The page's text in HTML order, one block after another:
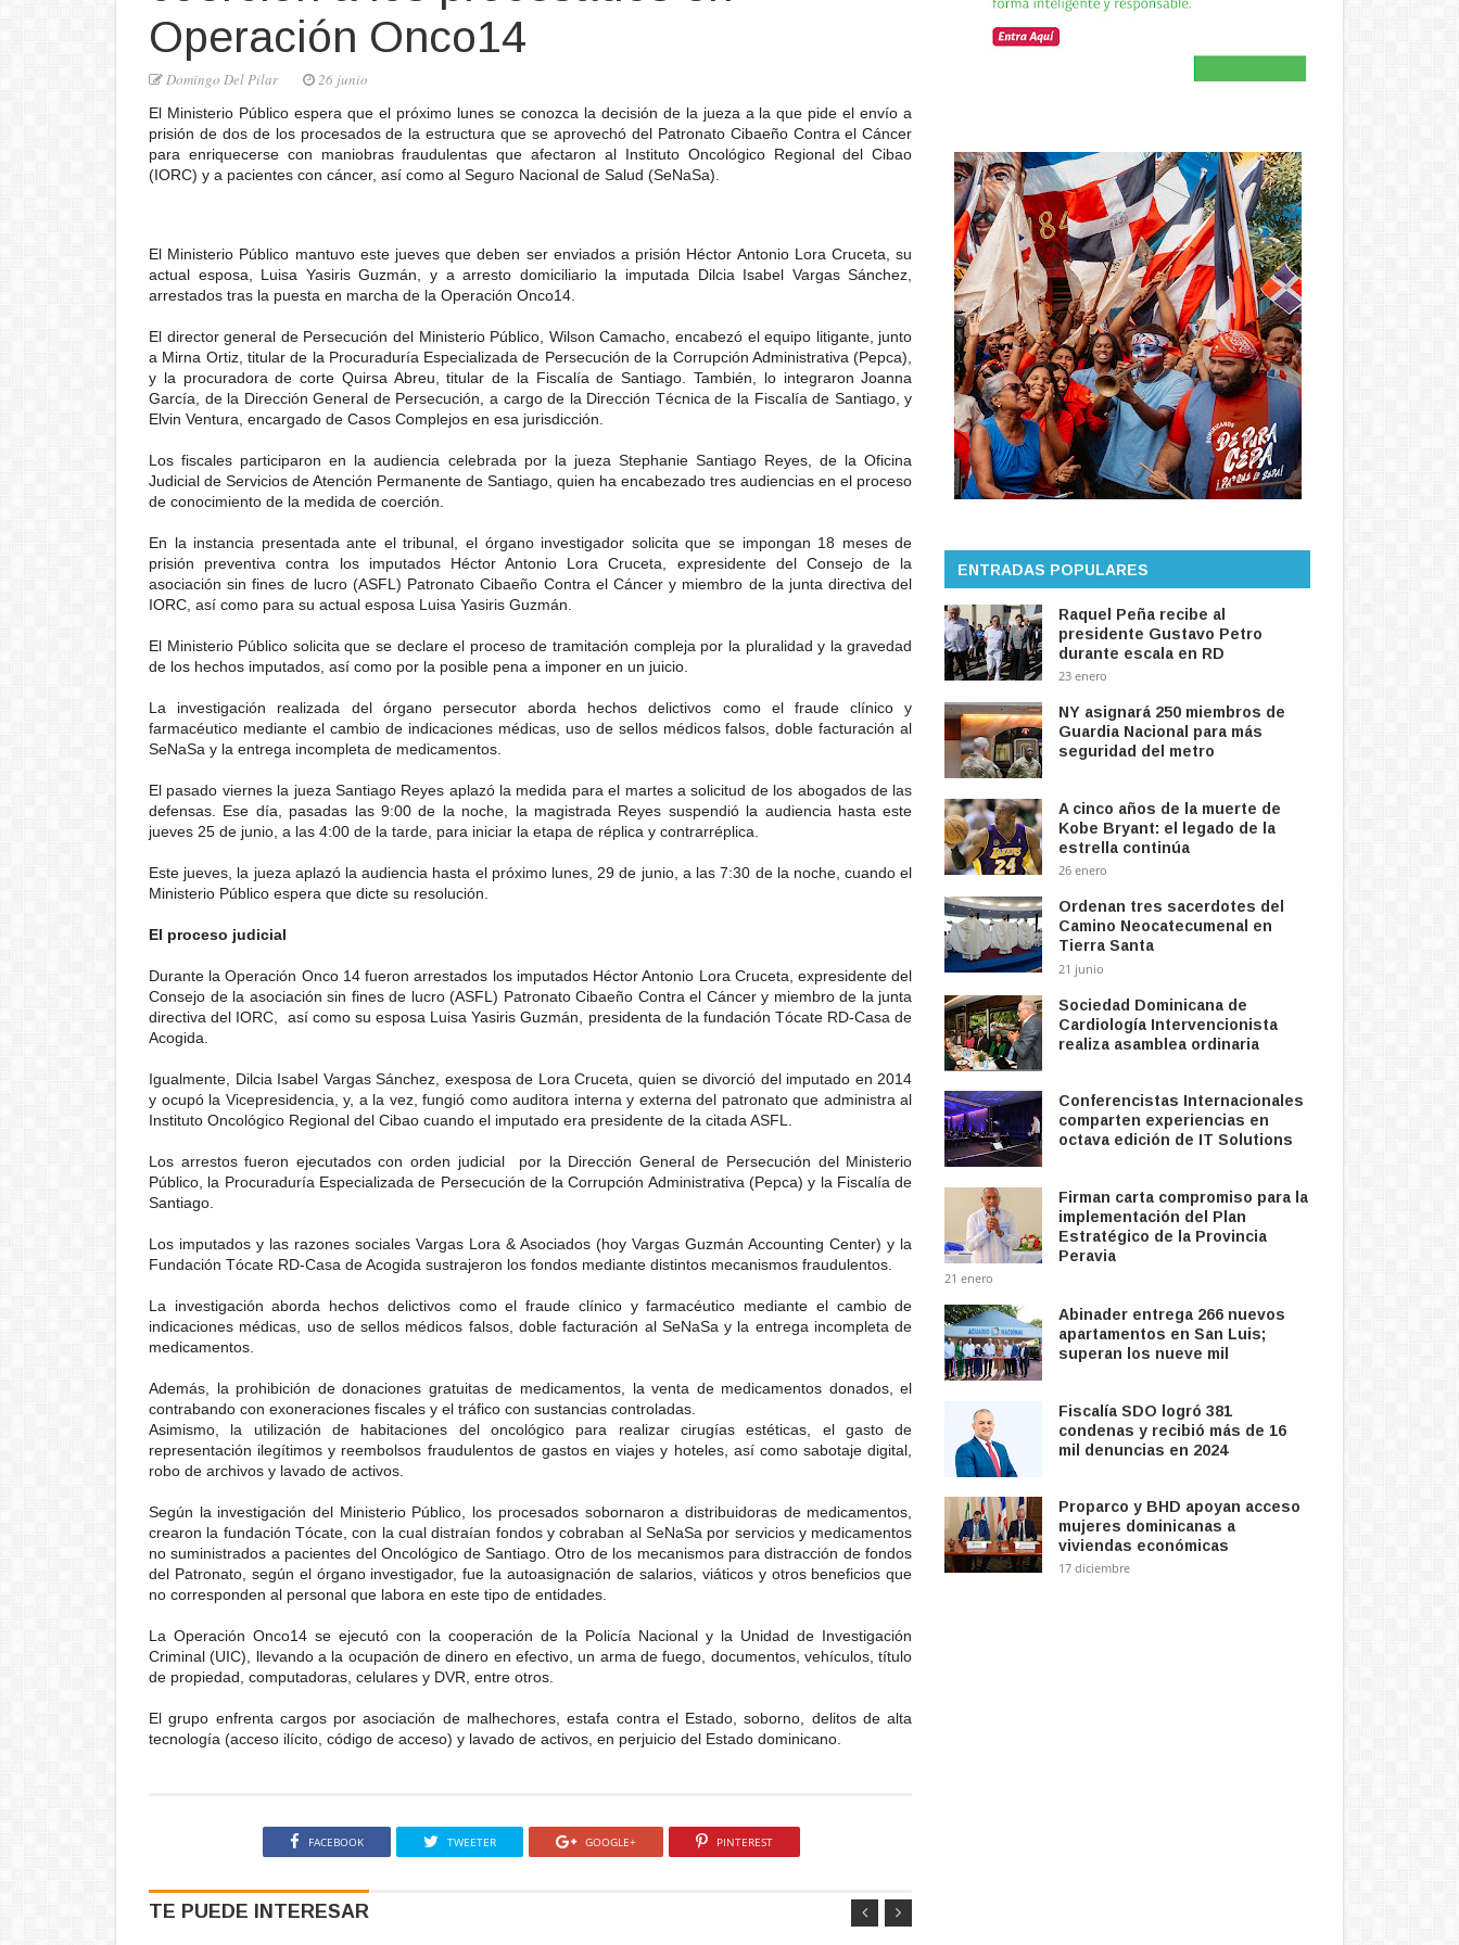
Operación Onco14
Domingo Del Pilar 26 junio
El Ministerio Público espera que el próximo lunes se conozca la decisión de la jueza a la que pide el envío a
prisión de dos de los procesados de la estructura que se aprovechó del Patronato Cibaeño Contra el Cáncer
para enriquecerse con maniobras fraudulentas que afectaron al Instituto Oncológico Regional del Cibao
(IORC) y a pacientes con cáncer, así como al Seguro Nacional de Salud (SeNaSa).
El Ministerio Público mantuvo este jueves que deben ser enviados a prisión Héctor Antonio Lora Cruceta, su
actual esposa, Luisa Yasiris Guzmán, y a arresto domiciliario la imputada Dilcia Isabel Vargas Sánchez,
arrestados tras la puesta en marcha de la Operación Onco14.
El director general de Persecución del Ministerio Público, Wilson Camacho, encabezó el equipo litigante, junto
a Mirna Ortiz, titular de la Procuraduría Especializada de Persecución de la Corrupción Administrativa (Pepca),
y la procuradora de corte Quirsa Abreu, titular de la Fiscalía de Santiago. También, lo integraron Joanna
García, de la Dirección General de Persecución, a cargo de la Dirección Técnica de la Fiscalía de Santiago, y
Elvin Ventura, encargado de Casos Complejos en esa jurisdicción.
Los fiscales participaron en la audiencia celebrada por la jueza Stephanie Santiago Reyes, de la Oficina
Judicial de Servicios de Atención Permanente de Santiago, quien ha encabezado tres audiencias en el proceso
de conocimiento de la medida de coerción.
En la instancia presentada ante el tribunal, el órgano investigador solicita que se impongan 18 meses de
prisión preventiva contra los imputados Héctor Antonio Lora Cruceta, expresidente del Consejo de la
asociación sin fines de lucro (ASFL) Patronato Cibaeño Contra el Cáncer y miembro de la junta directiva del
IORC, así como para su actual esposa Luisa Yasiris Guzmán.
El Ministerio Público solicita que se declare el proceso de tramitación compleja por la pluralidad y la gravedad
de los hechos imputados, así como por la posible pena a imponer en un juicio.
La investigación realizada del órgano persecutor aborda hechos delictivos como el fraude clínico y
farmacéutico mediante el cambio de indicaciones médicas, uso de sellos médicos falsos, doble facturación al
SeNaSa y la entrega incompleta de medicamentos.
El pasado viernes la jueza Santiago Reyes aplazó la medida para el martes a solicitud de los abogados de las
defensas. Ese día, pasadas las 9:00 de la noche, la magistrada Reyes suspendió la audiencia hasta este
jueves 25 de junio, a las 4:00 de la tarde, para iniciar la etapa de réplica y contrarréplica.
Este jueves, la jueza aplazó la audiencia hasta el próximo lunes, 29 de junio, a las 7:30 de la noche, cuando el
Ministerio Público espera que dicte su resolución.
El proceso judicial
Durante la Operación Onco 14 fueron arrestados los imputados Héctor Antonio Lora Cruceta, expresidente del
Consejo de la asociación sin fines de lucro (ASFL) Patronato Cibaeño Contra el Cáncer y miembro de la junta
directiva del IORC, así como su esposa Luisa Yasiris Guzmán, presidenta de la fundación Tócate RD-Casa de
Acogida.
Igualmente, Dilcia Isabel Vargas Sánchez, exesposa de Lora Cruceta, quien se divorció del imputado en 2014
y ocupó la Vicepresidencia, y, a la vez, fungió como auditora interna y externa del patronato que administra al
Instituto Oncológico Regional del Cibao cuando el imputado era presidente de la citada ASFL.
Los arrestos fueron ejecutados con orden judicial por la Dirección General de Persecución del Ministerio
Público, la Procuraduría Especializada de Persecución de la Corrupción Administrativa (Pepca) y la Fiscalía de
Santiago.
Los imputados y las razones sociales Vargas Lora & Asociados (hoy Vargas Guzmán Accounting Center) y la
Fundación Tócate RD-Casa de Acogida sustrajeron los fondos mediante distintos mecanismos fraudulentos.
La investigación aborda hechos delictivos como el fraude clínico y farmacéutico mediante el cambio de
indicaciones médicas, uso de sellos médicos falsos, doble facturación al SeNaSa y la entrega incompleta de
medicamentos.
Además, la prohibición de donaciones gratuitas de medicamentos, la venta de medicamentos donados, el
contrabando con exoneraciones fiscales y el tráfico con sustancias controladas.
Asimismo, la utilización de habitaciones del oncológico para realizar cirugías estéticas, el gasto de
representación ilegítimos y reembolsos fraudulentos de gastos en viajes y hoteles, así como sabotaje digital,
robo de archivos y lavado de activos.
Según la investigación del Ministerio Público, los procesados sobornaron a distribuidoras de medicamentos,
crearon la fundación Tócate, con la cual distraían fondos y cobraban al SeNaSa por servicios y medicamentos
no suministrados a pacientes del Oncológico de Santiago. Otro de los mecanismos para distracción de fondos
del Patronato, según el órgano investigador, fue la autoasignación de salarios, viáticos y otros beneficios que
no corresponden al personal que labora en este tipo de entidades.
La Operación Onco14 se ejecutó con la cooperación de la Policía Nacional y la Unidad de Investigación
Criminal (UIC), llevando a la ocupación de dinero en efectivo, un arma de fuego, documentos, vehículos, título
de propiedad, computadoras, celulares y DVR, entre otros.
El grupo enfrenta cargos por asociación de malhechores, estafa contra el Estado, soborno, delitos de alta
tecnología (acceso ilícito, código de acceso) y lavado de activos, en perjuicio del Estado dominicano.
FACEBOOK TWEETER GOOGLE+ PINTEREST
TE PUEDE INTERESAR
ENTRADAS POPULARES
Raquel Peña recibe al
presidente Gustavo Petro
durante escala en RD
23 enero
NY asignará 250 miembros de
Guardia Nacional para más
seguridad del metro
A cinco años de la muerte de
Kobe Bryant: el legado de la
estrella continúa
26 enero
Ordenan tres sacerdotes del
Camino Neocatecumenal en
Tierra Santa
21 junio
Sociedad Dominicana de
Cardiología Intervencionista
realiza asamblea ordinaria
Conferencistas Internacionales
comparten experiencias en
octava edición de IT Solutions
Firman carta compromiso para la
implementación del Plan
Estratégico de la Provincia
Peravia
21 enero
Abinader entrega 266 nuevos
apartamentos en San Luis;
superan los nueve mil
Fiscalía SDO logró 381
condenas y recibió más de 16
mil denuncias en 2024
Proparco y BHD apoyan acceso
mujeres dominicanas a
viviendas económicas
17 diciembre